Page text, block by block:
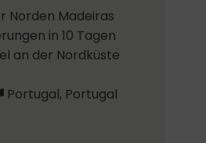
Norden Madeiras
in 10 Tagen
an der Nordküste
Portugal, Portugal